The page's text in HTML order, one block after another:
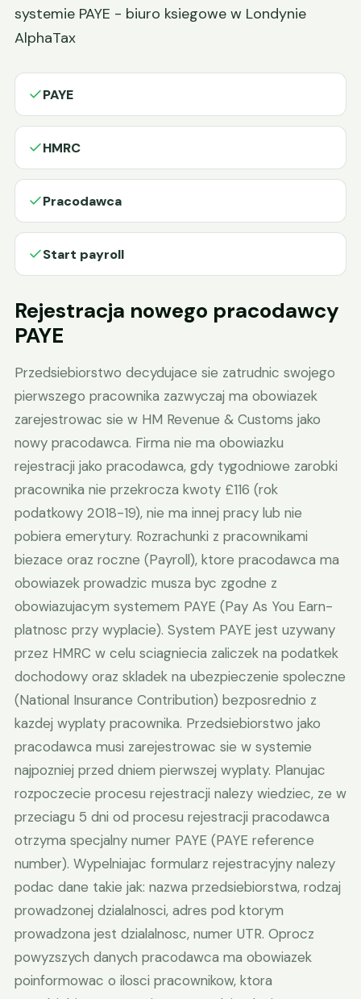
systemie PAYE - biuro ksiegowe w Londynie
AlphaTax
PAYE
HMRC
Pracodawca
Start payroll
Rejestracja nowego pracodawcy
PAYE
Przedsiebiorstwo decydujace sie zatrudnic swojego
pierwszego pracownika zazwyczaj ma obowiazek
zarejestrowac sie w HM Revenue & Customs jako
nowy pracodawca. Firma nie ma obowiazku
rejestracji jako pracodawca, gdy tygodniowe zarobki
pracownika nie przekrocza kwoty £116 (rok
podatkowy 2018-19), nie ma innej pracy lub nie
pobiera emerytury. Rozrachunki z pracownikami
biezace oraz roczne (Payroll), ktore pracodawca ma
obowiazek prowadzic musza byc zgodne z
obowiazujacym systemem PAYE (Pay As You Earn-
platnosc przy wyplacie). System PAYE jest uzywany
przez HMRC w celu sciagniecia zaliczek na podatkek
dochodowy oraz skladek na ubezpieczenie spoleczne
(National Insurance Contribution) bezposrednio z
kazdej wyplaty pracownika. Przedsiebiorstwo jako
pracodawca musi zarejestrowac sie w systemie
najpozniej przed dniem pierwszej wyplaty. Planujac
rozpoczecie procesu rejestracji nalezy wiedziec, ze w
przeciagu 5 dni od procesu rejestracji pracodawca
otrzyma specjalny numer PAYE (PAYE reference
number). Wypelniajac formularz rejestracyjny nalezy
podac dane takie jak: nazwa przedsiebiorstwa, rodzaj
prowadzonej dzialalnosci, adres pod ktorym
prowadzona jest dzialalnosc, numer UTR. Oprocz
powyzszych danych pracodawca ma obowiazek
poinformowac o ilosci pracownikow, ktora